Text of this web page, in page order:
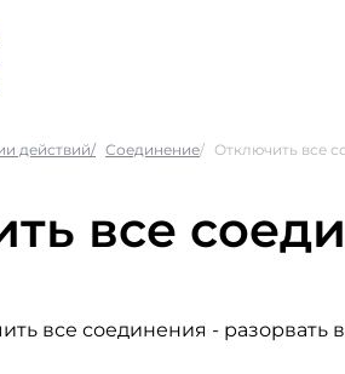
действий Соединение Отключить все
все
все соединения - разорвать